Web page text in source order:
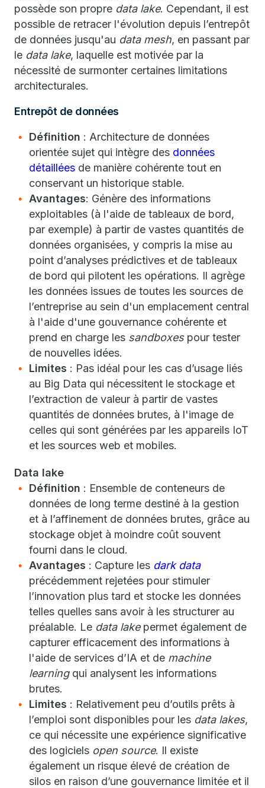
possède son propre data lake. Cependant, il est
possible de retracer l'évolution depuis l’entrepôt
de données jusqu'au data mesh, en passant par
le data lake, laquelle est motivée par la
nécessité de surmonter certaines limitations
architecturales.
Entrepôt de données
Définition : Architecture de données
orientée sujet qui intègre des données
détaillées de manière cohérente tout en
conservant un historique stable.
Avantages: Génère des informations
exploitables (à l'aide de tableaux de bord,
par exemple) à partir de vastes quantités de
données organisées, y compris la mise au
point d’analyses prédictives et de tableaux
de bord qui pilotent les opérations. Il agrège
les données issues de toutes les sources de
l’entreprise au sein d'un emplacement central
à l'aide d'une gouvernance cohérente et
prend en charge les sandboxespour tester
de nouvelles idées.
Limites : Pas idéal pour les cas d’usage liés
au Big Data qui nécessitent le stockage et
l’extraction de valeur à partir de vastes
quantités de données brutes, à l'image de
celles qui sont générées par les appareils IoT
et les sources web et mobiles.
Data lake
Définition : Ensemble de conteneurs de
données de long terme destiné à la gestion
et à l’affinement de données brutes, grâce au
stockage objet à moindre coût souvent
fourni dans le cloud.
Avantages : Capture les dark data
précédemment rejetées pour stimuler
l’innovation plus tard et stocke les données
telles quelles sans avoir à les structurer au
préalable. Le data lakepermet également de
capturer efficacement des informations à
l'aide de services d’IA et de machine
learningqui analysent les informations
brutes.
Limites : Relativement peu d’outils prêts à
l’emploi sont disponibles pour les data lakes,
ce qui nécessite une expérience significative
des logiciels open source. Il existe
également un risque élevé de création de
silos en raison d’une gouvernance limitée et il